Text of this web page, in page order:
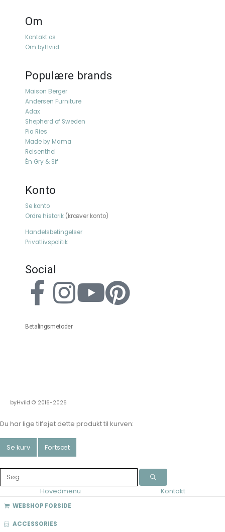
Om
Kontakt os
Om byHviid
Populære brands
Maison Berger
Andersen Furniture
Adax
Shepherd of Sweden
Pia Ries
Made by Mama
Reisenthel
Én Gry & Sif
Konto
Se konto
Ordre historik (kræver konto)
Handelsbetingelser
Privatlivspolitik
Social
Betalingsmetoder
byHviid © 2016-2026
Du har lige tilføjet dette produkt til kurven:
Se kurv Fortsæt
Hovedmenu Kontakt
WEBSHOP FORSIDE
ACCESSORIES